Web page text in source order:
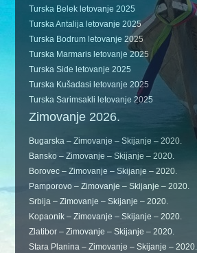
Turska Belek letovanje 2025
Turska Antalija letovanje 2025
Turska Bodrum letovanje 2025
Turska Marmaris letovanje 2025
Turska Side letovanje 2025
Turska Kušadasi letovanje 2025
Turska Sarimsakli letovanje 2025
Zimovanje 2026.
Bugarska – Zimovanje – Skijanje – 2020.
Bansko – Zimovanje – Skijanje – 2020.
Borovec – Zimovanje – Skijanje – 2020.
Pamporovo – Zimovanje – Skijanje – 2020.
Srbija – Zimovanje – Skijanje – 2020.
Kopaonik – Zimovanje – Skijanje – 2020.
Zlatibor – Zimovanje – Skijanje – 2020.
Stara Planina – Zimovanje – Skijanje – 2020.